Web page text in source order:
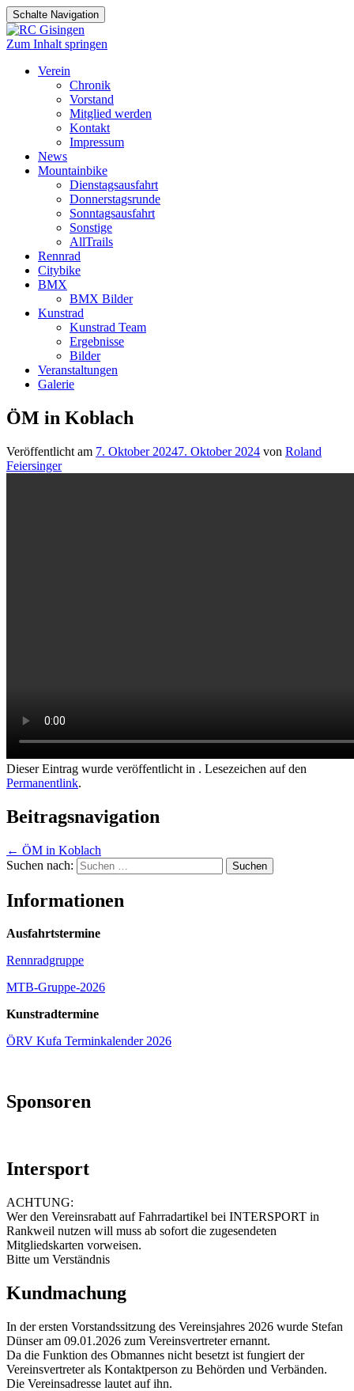
Schalte Navigation
Zum Inhalt springen
Verein
Chronik
Vorstand
Mitglied werden
Kontakt
Impressum
News
Mountainbike
Dienstagsausfahrt
Donnerstagsrunde
Sonntagsausfahrt
Sonstige
AllTrails
Rennrad
Citybike
BMX
BMX Bilder
Kunstrad
Kunstrad Team
Ergebnisse
Bilder
Veranstaltungen
Galerie
ÖM in Koblach
Veröffentlicht am 7. Oktober 20247. Oktober 2024 von Roland
Feiersinger
Dieser Eintrag wurde veröffentlicht in . Lesezeichen auf den
Permanentlink.
Beitragsnavigation
← ÖM in Koblach
Suchen nach:
Informationen
Ausfahrtstermine
Rennradgruppe
MTB-Gruppe-2026
Kunstradtermine
ÖRV Kufa Terminkalender 2026
Sponsoren
Intersport
ACHTUNG:
Wer den Vereinsrabatt auf Fahrradartikel bei INTERSPORT in
Rankweil nutzen will muss ab sofort die zugesendeten
Mitgliedskarten vorweisen.
Bitte um Verständnis
Kundmachung
In der ersten Vorstandssitzung des Vereinsjahres 2026 wurde Stefan
Dünser am 09.01.2026 zum Vereinsvertreter ernannt.
Da die Funktion des Obmannes nicht besetzt ist fungiert der
Vereinsvertreter als Kontaktperson zu Behörden und Verbänden.
Die Vereinsadresse lautet auf ihn.